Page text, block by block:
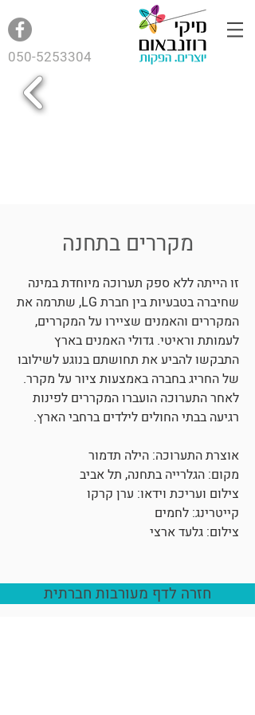
050-5253304
מקררים בתחנה
זו הייתה ללא ספק תערוכה מיוחדת במינה
שחיברה בטבעיות בין חברת LG, שתרמה את
המקררים והאמנים שציירו על המקררים,
לעמותת וראיטי. גדולי האמנים בארץ
התבקשו להביע את תחושתם בנוגע לשילובו
של החריג בחברה באמצעות ציור על מקרר.
לאחר התערוכה הועברו המקררים לפינות
רגיעה בבתי החולים לילדים ברחבי הארץ.
אוצרת התערוכה: הילה תדמור
מקום: הגלרייה בתחנה, תל אביב
צילום ועריכת וידאו: ערן קרקו
קייטרינג: לחמים
צילום: גלעד ארצי
חזרה לדף מעורבות חברתית